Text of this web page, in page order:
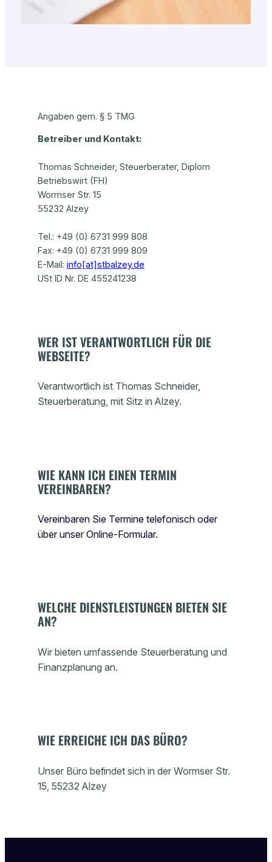
Angaben gem. § 5 TMG
Betreiber und Kontakt:
Thomas Schneider, Steuerberater, Diplom
Betriebswirt (FH)
Wormser Str. 15
55232 Alzey
Tel.: +49 (0) 6731 999 808
Fax: +49 (0) 6731 999 809
E-Mail: info[at]stbalzey.de
USt ID Nr. DE 455241238
WER IST VERANTWORTLICH FÜR DIE
WEBSEITE?
Verantwortlich ist Thomas Schneider,
Steuerberatung, mit Sitz in Alzey.
WIE KANN ICH EINEN TERMIN
VEREINBAREN?
Vereinbaren Sie Termine telefonisch oder
über unser Online-Formular.
WELCHE DIENSTLEISTUNGEN BIETEN SIE
AN?
Wir bieten umfassende Steuerberatung und
Finanzplanung an.
WIE ERREICHE ICH DAS BÜRO?
Unser Büro befindet sich in der Wormser Str.
15, 55232 Alzey